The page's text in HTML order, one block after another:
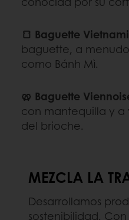
🍞 Baguette
baguette, a
como Bánh Mì.
🥨 Baguette
con mantequilla y a
del brioche.
MEZCLA LA
Desarrollamos
sostenibilidad.